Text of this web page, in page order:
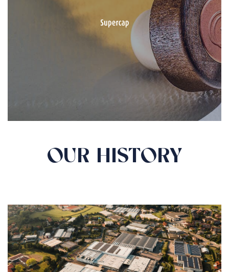
OUR HISTORY